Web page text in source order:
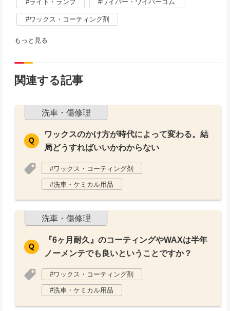
ライト・ランプ ワイパー・ワイパーゴム
ワックス・コーティング剤
もっと見る
関連する記事
洗車・傷修理
ワックスのかけ方が時代によって変わる。結
局どうすればいいかわからない
ワックス・コーティング剤
洗車・ケミカル用品
洗車・傷修理
『6ヶ月耐久』のコーティングやWAXは半年
ノーメンテでも良いということですか？
ワックス・コーティング剤
洗車・ケミカル用品